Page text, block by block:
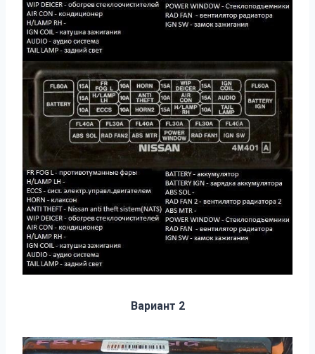
Вариант 2